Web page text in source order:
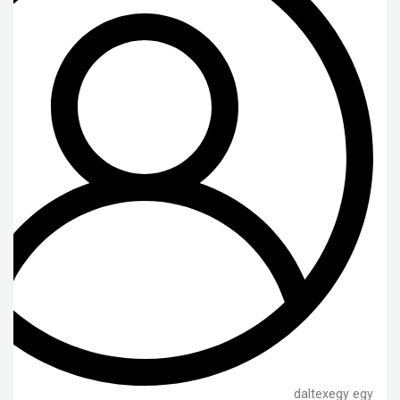
daltexegy egy